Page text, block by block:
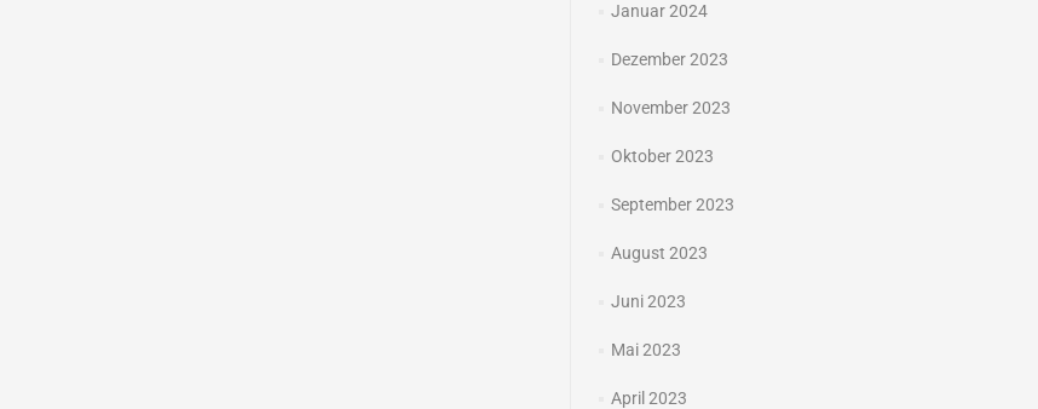
Januar 2024
Dezember 2023
November 2023
Oktober 2023
September 2023
August 2023
Juni 2023
Mai 2023
April 2023